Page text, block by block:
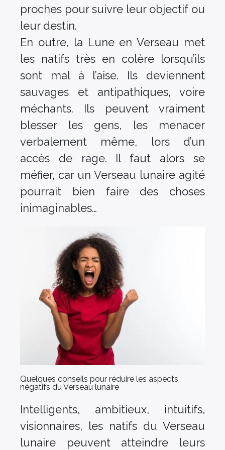
proches pour suivre leur objectif ou
leur destin.
En outre, la Lune en Verseau met
les natifs très en colère lorsqu’ils
sont mal à l’aise. Ils deviennent
sauvages et antipathiques, voire
méchants. Ils peuvent vraiment
blesser les gens, les menacer
verbalement même, lors d’un
accès de rage. Il faut alors se
méfier, car un Verseau lunaire agité
pourrait bien faire des choses
inimaginables…
Quelques conseils pour réduire les aspects
négatifs du Verseau lunaire
Intelligents, ambitieux, intuitifs,
visionnaires, les natifs du Verseau
lunaire peuvent atteindre leurs